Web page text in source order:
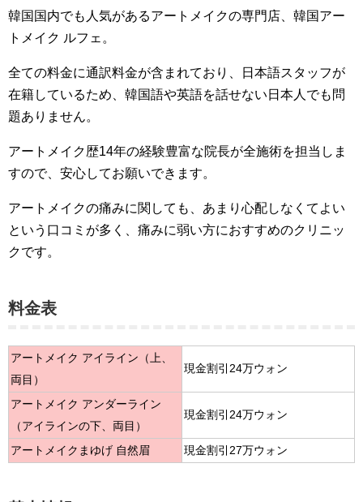
韓国国内でも人気があるアートメイクの専門店、韓国アー
トメイク ルフェ。
全ての料金に通訳料金が含まれており、日本語スタッフが
在籍しているため、韓国語や英語を話せない日本人でも問
題ありません。
アートメイク歴14年の経験豊富な院長が全施術を担当しま
すので、安心してお願いできます。
アートメイクの痛みに関しても、あまり心配しなくてよい
という口コミが多く、痛みに弱い方におすすめのクリニッ
クです。
料金表
アートメイク アイライン（上、
両目）
現金割引24万ウォン
アートメイク アンダーライン
（アイラインの下、両目）
現金割引24万ウォン
アートメイクまゆげ 自然眉 現金割引27万ウォン